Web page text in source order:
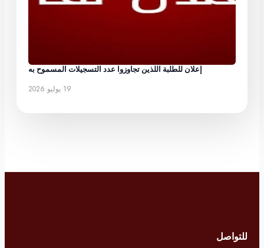
إعلان للطلبة اللذين تجاوزوا عدد التسجيلات المسموح به
19 يوليو 2026
للتواصل